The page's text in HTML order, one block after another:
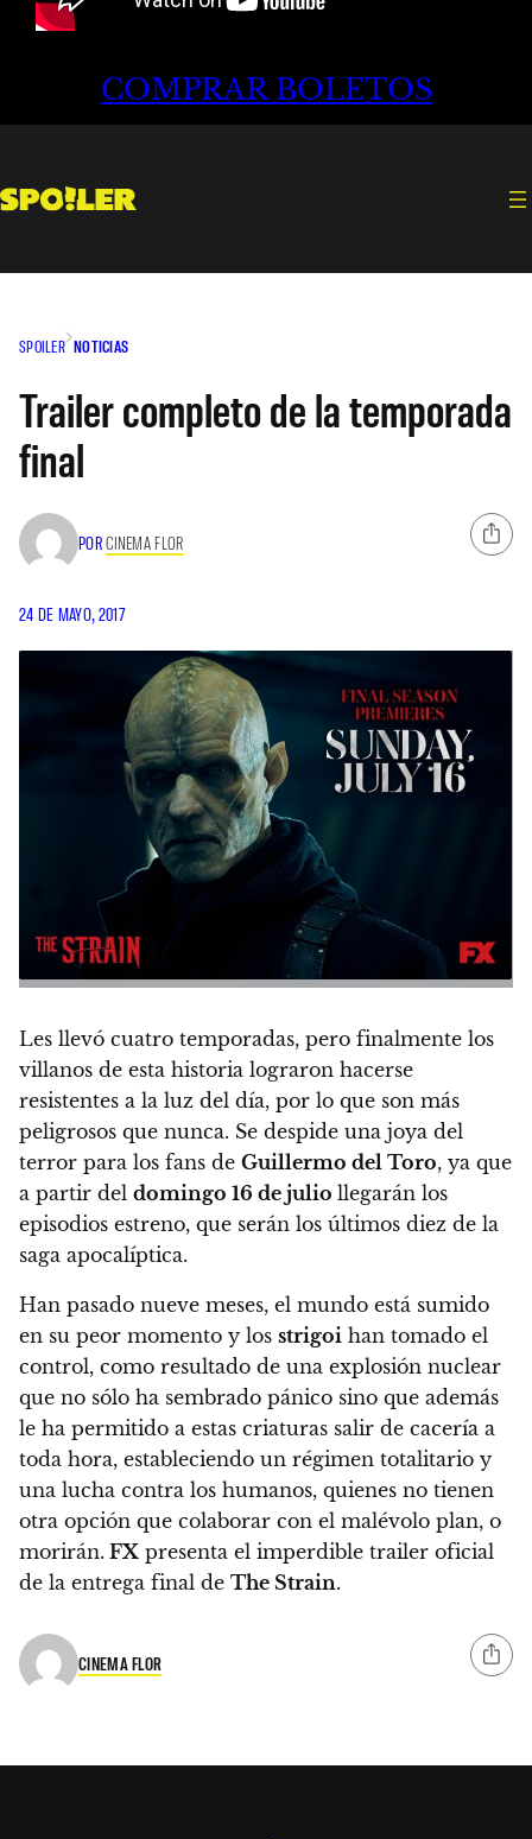
COMPRAR BOLETOS
SPOILER NOTICIAS
Trailer completo de la temporada
final
PORCINEMA FLOR
24 DE MAYO, 2017
Les llevó cuatro temporadas, pero finalmente los
villanos de esta historia lograron hacerse
resistentes a la luz del día, por lo que son más
peligrosos que nunca. Se despide una joya del
terror para los fans de Guillermo del Toro, ya que
a partir del domingo 16 de julio llegarán los
episodios estreno, que serán los últimos diez de la
saga apocalíptica.
Han pasado nueve meses, el mundo está sumido
en su peor momento y los strigoi han tomado el
control, como resultado de una explosión nuclear
que no sólo ha sembrado pánico sino que además
le ha permitido a estas criaturas salir de cacería a
toda hora, estableciendo un régimen totalitario y
una lucha contra los humanos, quienes no tienen
otra opción que colaborar con el malévolo plan, o
morirán. FX presenta el imperdible trailer oficial
de la entrega final de The Strain.
CINEMA FLOR